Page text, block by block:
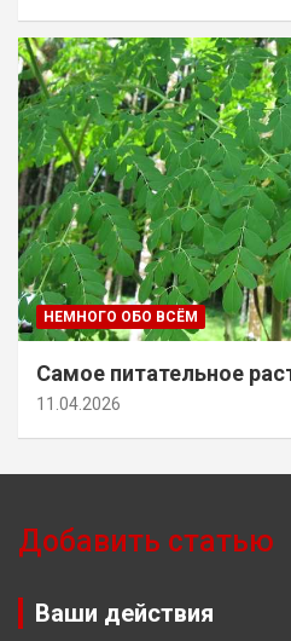
НЕМНОГО ОБО ВСЁМ
Самое питательное
11.04.2026
Добавить статью
Ваши действия